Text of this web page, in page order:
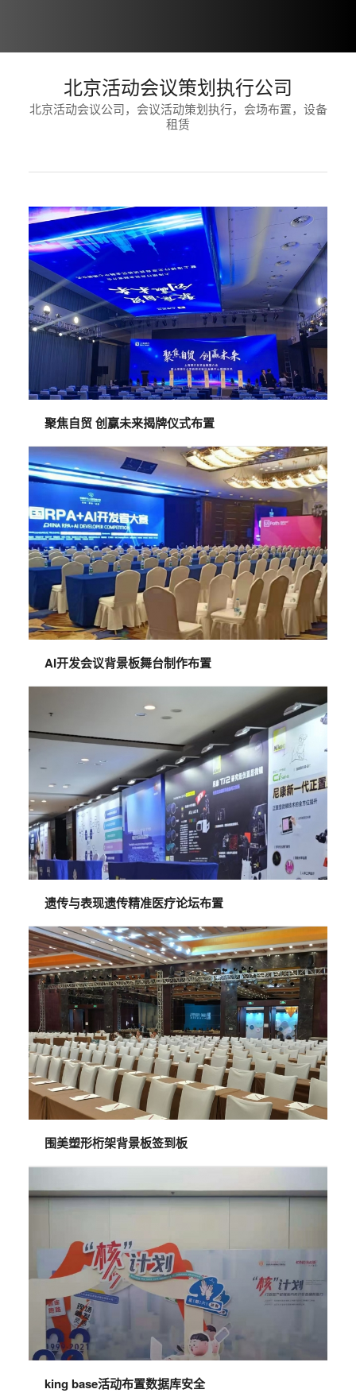
北京活动会议策划执行公司
北京活动会议公司，会议活动策划执行，会场布置，设备
租赁
聚焦自贸 创赢未来揭牌仪式布置
AI开发会议背景板舞台制作布置
遗传与表现遗传精准医疗论坛布置
围美塑形桁架背景板签到板
king base活动布置数据库安全